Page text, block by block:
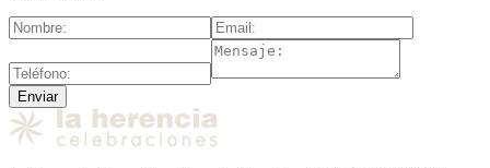
Enviar